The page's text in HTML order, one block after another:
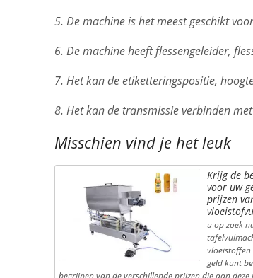
5. De machine is het meest geschikt
6. De machine heeft flessengeleider,
7. Het kan de etiketteringspositie,
8. Het kan de transmissie verbinden
Misschien vind je het leuk
Krijg de
voor uw
prijzen
u op zoek
geld kunt
begrijpen van de verschillende prijzen die aan deze